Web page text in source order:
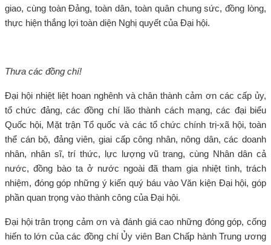
giao, cùng toàn Đảng, toàn dân, toàn quân chung sức, đồng lòng,
thực hiện thắng lợi toàn diện Nghị quyết của Đại hội.
Thưa các đồng chí!
Đại hội nhiệt liệt hoan nghênh và chân thành cảm ơn các cấp ủy,
tổ chức đảng, các đồng chí lão thành cách mạng, các đại biểu
Quốc hội, Mặt trận Tổ quốc và các tổ chức chính trị-xã hội, toàn
thể cán bộ, đảng viên, giai cấp công nhân, nông dân, các doanh
nhân, nhân sĩ, trí thức, lực lượng vũ trang, cùng Nhân dân cả
nước, đồng bào ta ở nước ngoài đã tham gia nhiệt tình, trách
nhiệm, đóng góp những ý kiến quý báu vào Văn kiện Đại hội, góp
phần quan trọng vào thành công của Đại hội.
Đại hội trân trọng cảm ơn và đánh giá cao những đóng góp, cống
hiến to lớn của các đồng chí Ủy viên Ban Chấp hành Trung ương